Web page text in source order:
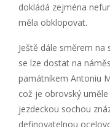
dokládá zejména
měla obklopovat.
Ještě dále směrem na
se lze dostat na
památníkem Antoniu
což je obrovský
jezdeckou sochou
definovatelnou